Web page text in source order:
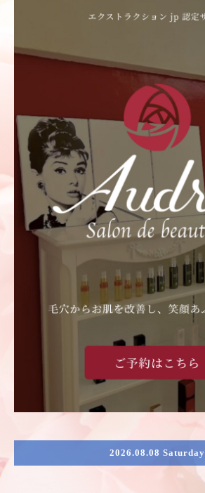
2026.08.08 Saturday